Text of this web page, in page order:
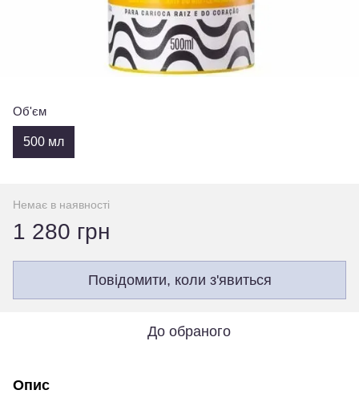
Об'єм
500 мл
Немає в наявності
1 280 грн
Повідомити, коли з'явиться
До обраного
Опис